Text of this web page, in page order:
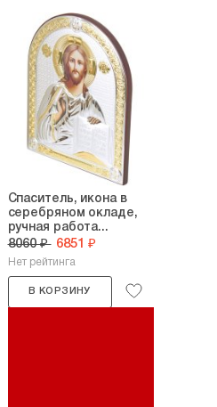
Спаситель, икона в
серебряном окладе,
ручная работа...
8060 ₽ 6851 ₽
Нет рейтинга
В КОРЗИНУ